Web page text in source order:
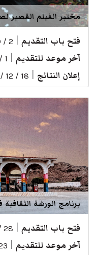
مختبر الفيلم القصير
فتح باب التقديم 2 / 9 / 2024
آخر موعد للتقديم 1 / 10 / 2024
إعلان النتائج 18 / 12 / 2024
برنامج الورشة الثقافية
فتح باب التقديم 28 / 5 / 2024
آخر موعد للتقديم 7 / 2024